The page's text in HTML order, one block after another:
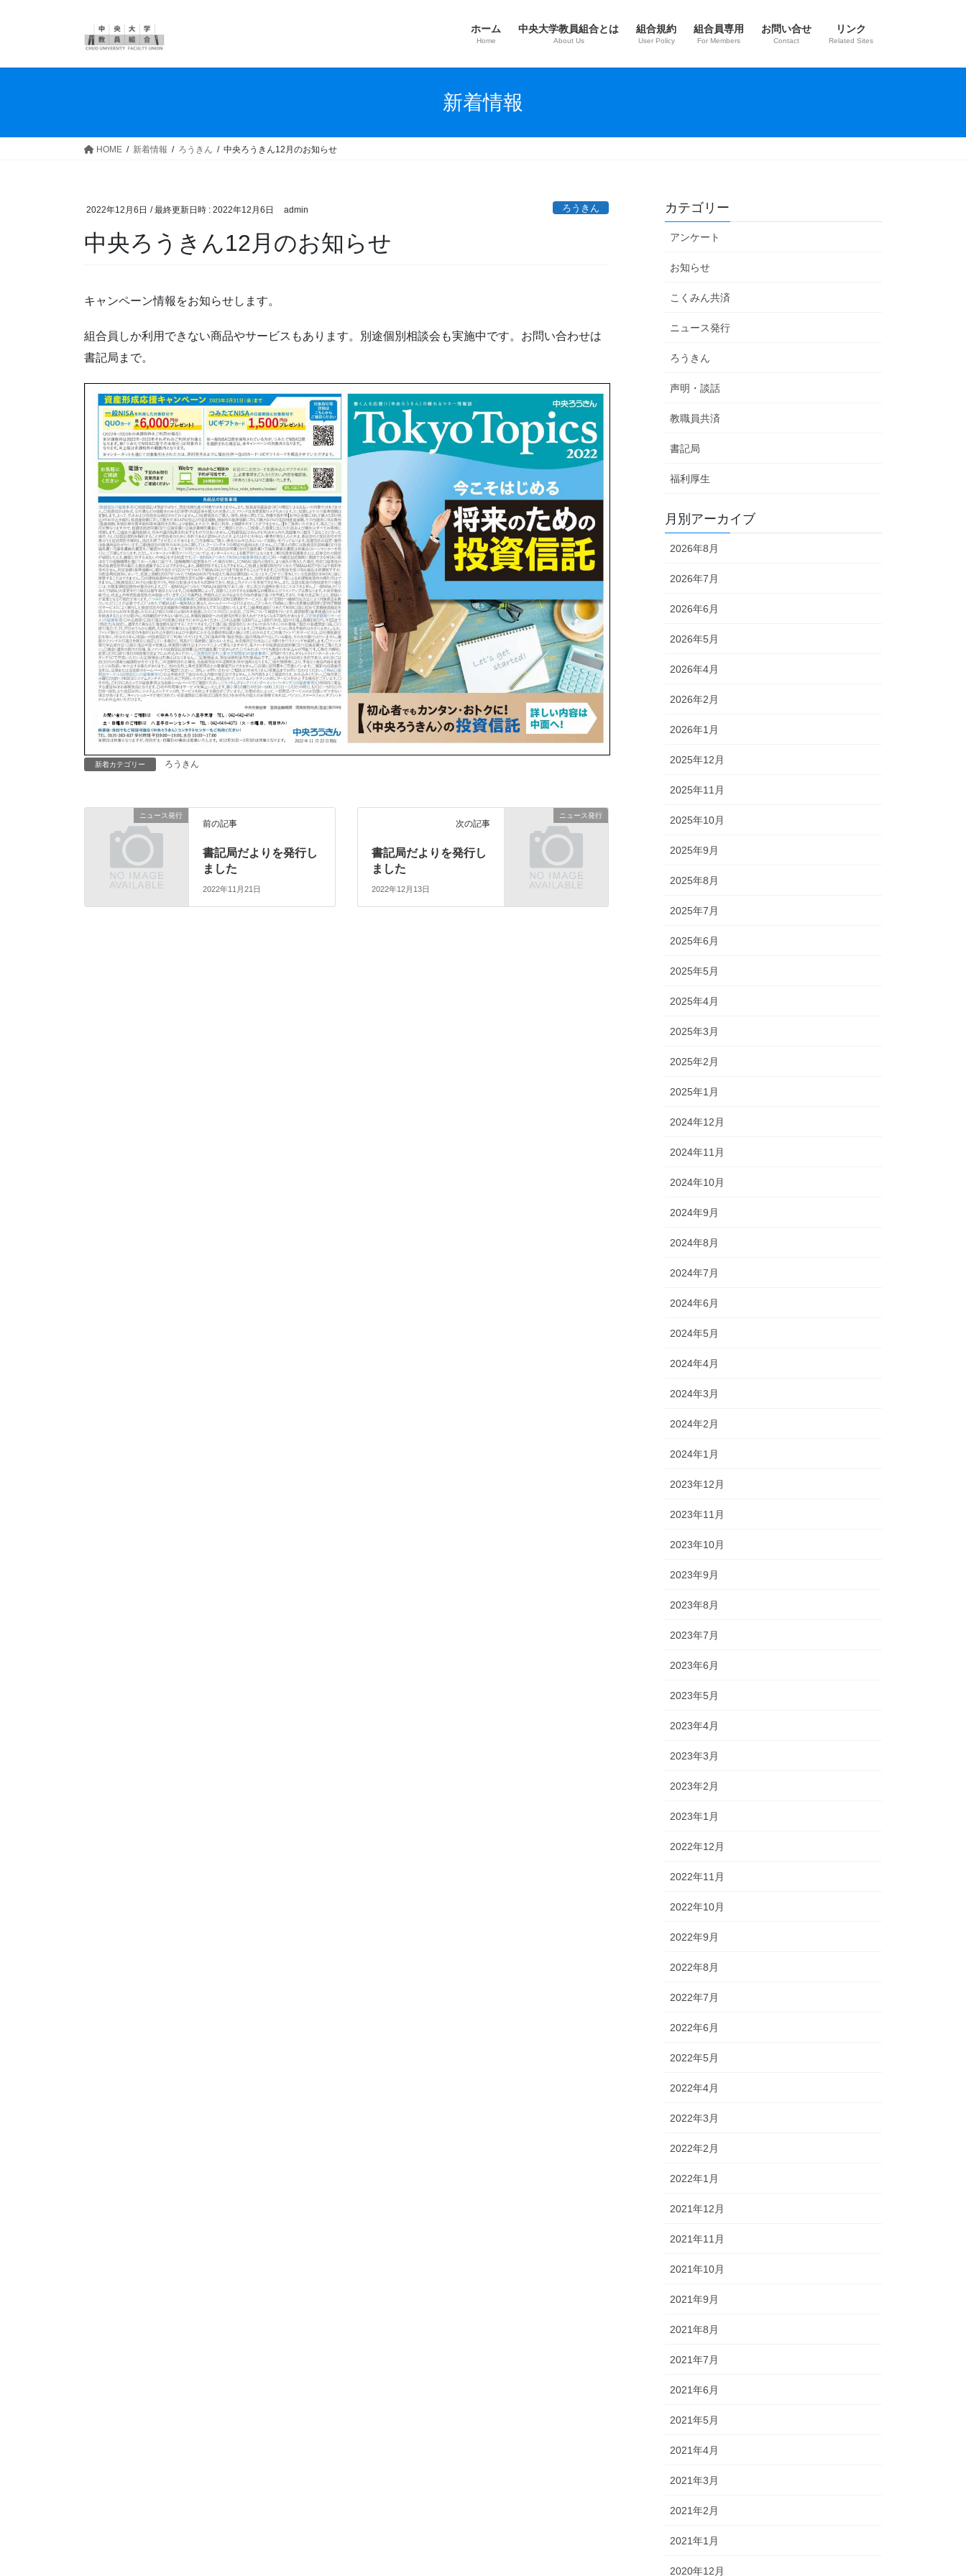
ホーム
Home
中央大学教員組合とは
About Us
組合規約
User Policy
組合員専用
For Members
お問い合せ
Contact
リンク
Related Sites
新着情報
HOME 新着情報 ろうきん 中央ろうきん12月のお知らせ
2022年12月6日 / 最終更新日時 : 2022年12月6日 admin ろうきん
中央ろうきん12月のお知らせ
キャンペーン情報をお知らせします。
組合員しか利用できない商品やサービスもあります。別途個別相談会も実施中です。お問い合わせは
書記局まで。
新着カテゴリー ろうきん
ニュース発行
前の記事
書記局だよりを発行し
ました
2022年11月21日
ニュース発行
次の記事
書記局だよりを発行し
ました
2022年12月13日
カテゴリー
アンケート
お知らせ
こくみん共済
ニュース発行
ろうきん
声明・談話
教職員共済
書記局
福利厚生
月別アーカイブ
2026年8月
2026年7月
2026年6月
2026年5月
2026年4月
2026年2月
2026年1月
2025年12月
2025年11月
2025年10月
2025年9月
2025年8月
2025年7月
2025年6月
2025年5月
2025年4月
2025年3月
2025年2月
2025年1月
2024年12月
2024年11月
2024年10月
2024年9月
2024年8月
2024年7月
2024年6月
2024年5月
2024年4月
2024年3月
2024年2月
2024年1月
2023年12月
2023年11月
2023年10月
2023年9月
2023年8月
2023年7月
2023年6月
2023年5月
2023年4月
2023年3月
2023年2月
2023年1月
2022年12月
2022年11月
2022年10月
2022年9月
2022年8月
2022年7月
2022年6月
2022年5月
2022年4月
2022年3月
2022年2月
2022年1月
2021年12月
2021年11月
2021年10月
2021年9月
2021年8月
2021年7月
2021年6月
2021年5月
2021年4月
2021年3月
2021年2月
2021年1月
2020年12月